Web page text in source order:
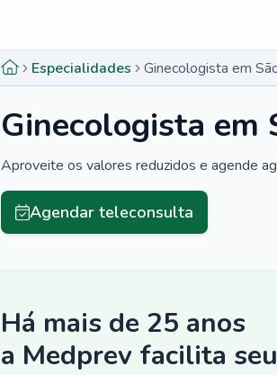
Especialidades Ginecologista em
Ginecologista em
Aproveite os valores reduzidos e agende
Agendar teleconsulta
Há mais de 25 anos
a Medprev facilita